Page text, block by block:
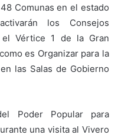
Comunas en el estado
los Consejos
el Vértice 1 de la Gran
es Organizar para la
las Salas de Gobierno
Poder Popular para
una visita al Vivero